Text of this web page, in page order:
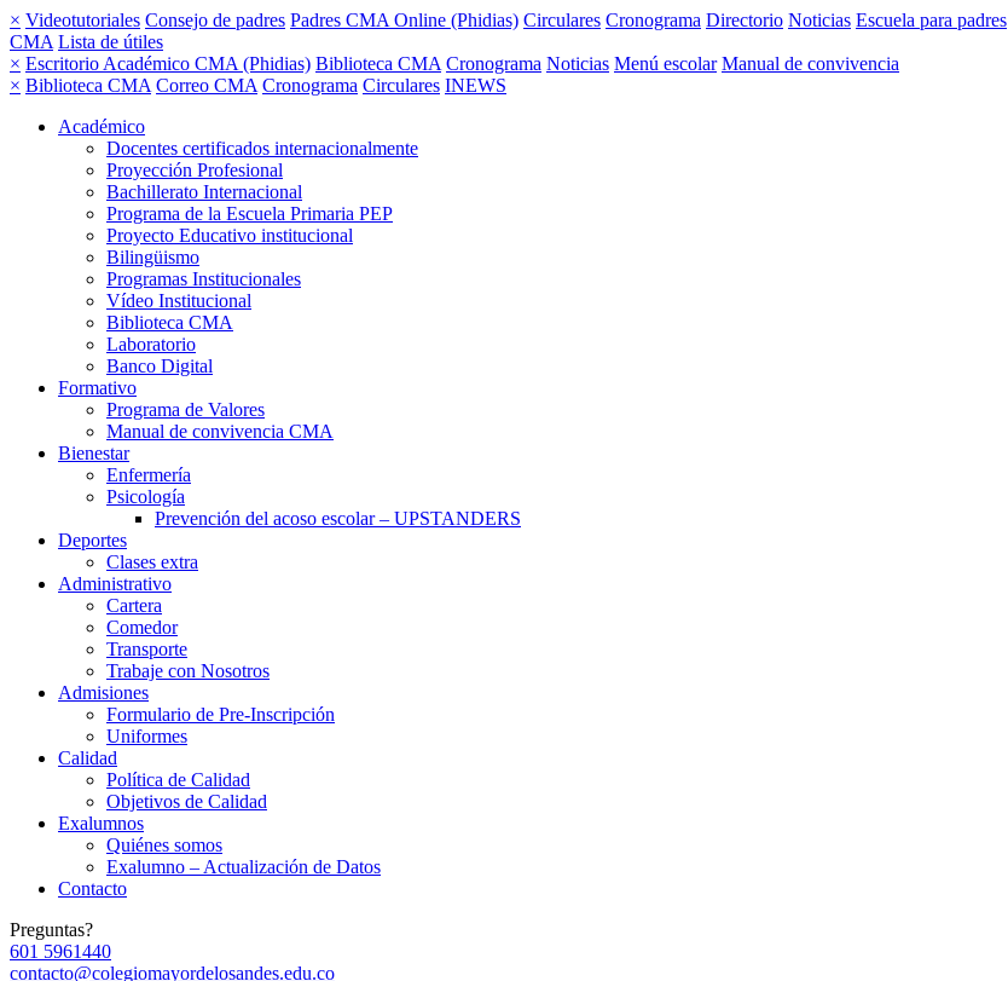
× Videotutoriales Consejo de padres Padres CMA Online (Phidias) Circulares Cronograma Directorio Noticias Escuela para padres
CMA Lista de útiles
× Escritorio Académico CMA (Phidias) Biblioteca CMA Cronograma Noticias Menú escolar Manual de convivencia
× Biblioteca CMA Correo CMA Cronograma Circulares INEWS
Académico
Docentes certificados internacionalmente
Proyección Profesional
Bachillerato Internacional
Programa de la Escuela Primaria PEP
Proyecto Educativo institucional
Bilingüismo
Programas Institucionales
Vídeo Institucional
Biblioteca CMA
Laboratorio
Banco Digital
Formativo
Programa de Valores
Manual de convivencia CMA
Bienestar
Enfermería
Psicología
Prevención del acoso escolar – UPSTANDERS
Deportes
Clases extra
Administrativo
Cartera
Comedor
Transporte
Trabaje con Nosotros
Admisiones
Formulario de Pre-Inscripción
Uniformes
Calidad
Política de Calidad
Objetivos de Calidad
Exalumnos
Quiénes somos
Exalumno – Actualización de Datos
Contacto
Preguntas?
601 5961440
contacto@colegiomayordelosandes.edu.co